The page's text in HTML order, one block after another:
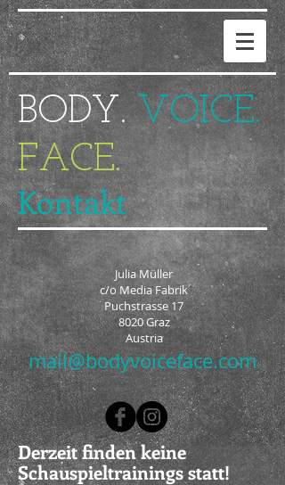
BODY. VOICE.
FACE.
Kontakt
Julia Müller
c/o Media Fabrik
Puchstrasse 17
8020 Graz
Austria
mail@bodyvoiceface.com
Derzeit finden keine
Schauspieltrainings statt!